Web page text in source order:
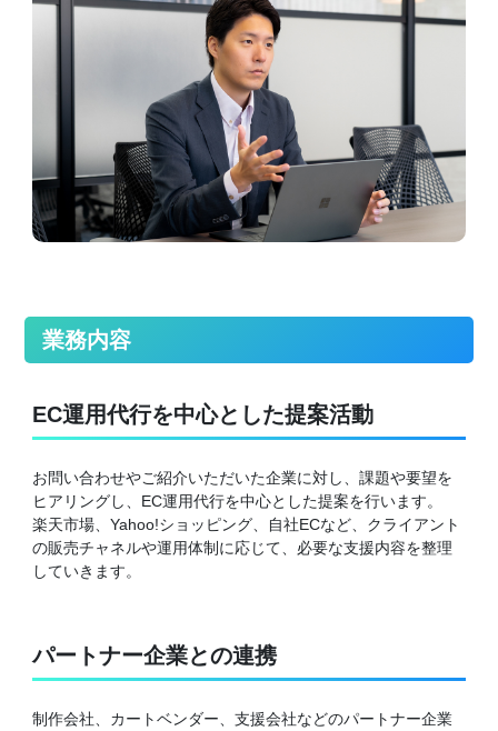
業務内容
EC運用代行を中心とした提案活動
お問い合わせやご紹介いただいた企業に対し、課題や要望を
ヒアリングし、EC運用代行を中心とした提案を行います。
楽天市場、Yahoo!ショッピング、自社ECなど、クライアント
の販売チャネルや運用体制に応じて、必要な支援内容を整理
していきます。
パートナー企業との連携
制作会社、カートベンダー、支援会社などのパートナー企業